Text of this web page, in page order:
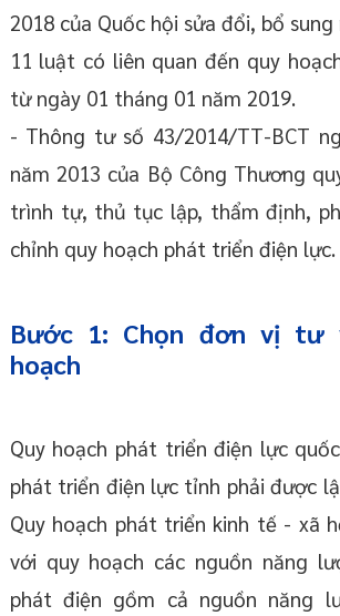
2018 của Quốc hội sửa đổi, bổ
11 luật có liên quan đến quy
từ ngày 01 tháng 01 năm 2019.
- Thông tư số 43/2014/TT-BCT
năm 2013 của Bộ Công Thương
trình tự, thủ tục lập, thẩm định,
chỉnh quy hoạch phát triển điện lực.
Bước 1: Chọn đơn vị tư
hoạch
Quy hoạch phát triển điện lực
phát triển điện lực tỉnh phải được
Quy hoạch phát triển kinh tế - xã
với quy hoạch các nguồn năng
phát điện gồm cả nguồn năng